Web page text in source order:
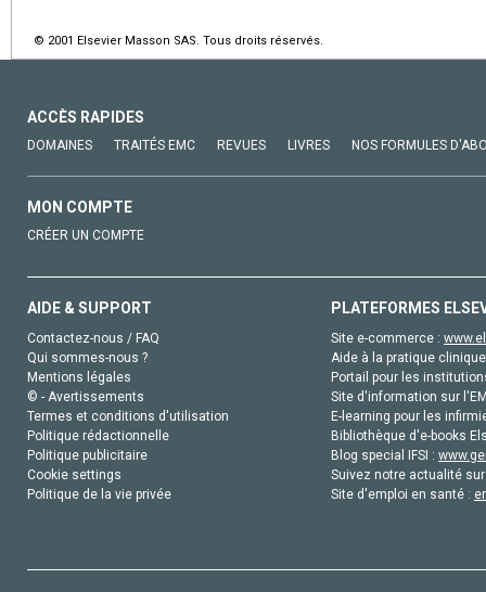
© 2001 Elsevier Masson SAS. Tous droits réservés.
ACCÈS RAPIDES
DOMAINES TRAITÉS EMC REVUES LIVRES NOS FORMULES
MON COMPTE
CRÉER UN COMPTE
AIDE & SUPPORT
Contactez-nous / FAQ
Qui sommes-nous ?
Mentions légales
© - Avertissements
Termes et conditions d'utilisation
Politique rédactionnelle
Politique publicitaire
Cookie settings
Politique de la vie privée
PLATEFORMES
Site e-commerce :
Aide à la pratique
Portail pour les
Site d'information sur
E-learning pour les
Bibliothèque d'e-books
Blog special IFSI :
Suivez notre actualité
Site d'emploi en santé :